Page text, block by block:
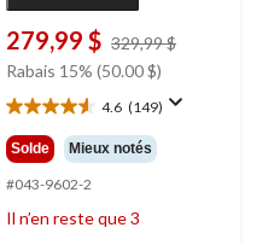
279,99 $ 329,99 $
Rabais 15% (50.00 $)
4.6 (149)
4.6
étoile(s)
sur
5.
149
évaluations
Solde Mieux notés
#043-9602-2
Il n’en reste que 3